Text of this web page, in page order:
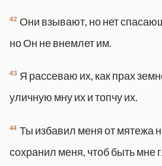
42 Они взывают, но нет
но Он не внемлет им.
43 Я рассеваю их, как прах
уличную мну их и топчу их.
44 Ты избавил меня от мятежа
сохранил меня, чтоб быть мне